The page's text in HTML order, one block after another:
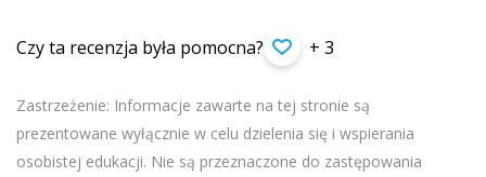
Czy ta recenzja była pomocna? + 3
Zastrzeżenie: Informacje zawarte na tej stronie są
prezentowane wyłącznie w celu dzielenia się i wspierania
osobistej edukacji. Nie są przeznaczone do zastępowania